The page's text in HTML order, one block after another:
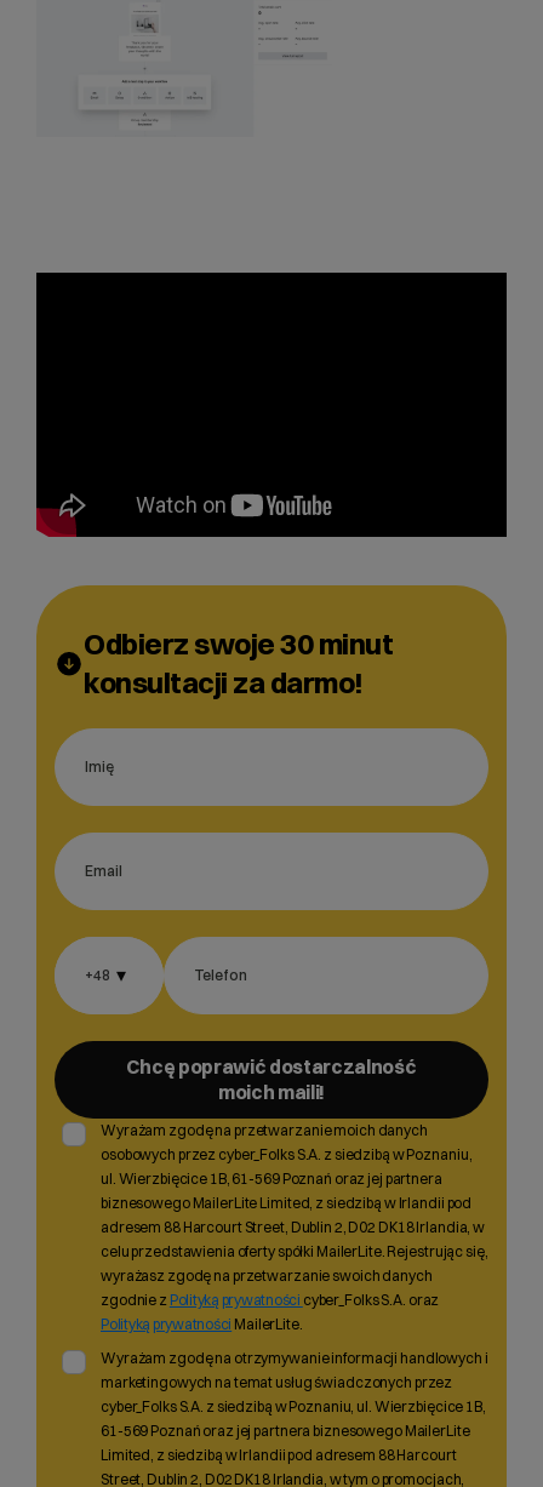
Odbierz swoje 30 minut
konsultacji za darmo!
+48 ▾
Wybierz gotową listę. Użyj spacji, aby otworzyć.
Naciśnij spację, aby otworzyć listę, klawisze strzałek, aby nawigować,
Wyrażam zgodę na przetwarzanie moich danych
osobowych przez cyber_Folks S.A. z siedzibą w Poznaniu,
ul. Wierzbięcice 1B, 61-569 Poznań oraz jej partnera
biznesowego MailerLite Limited, z siedzibą w Irlandii pod
adresem 88 Harcourt Street, Dublin 2, D02 DK18 Irlandia, w
celu przedstawienia oferty spółki MailerLite. Rejestrując się,
wyrażasz zgodę na przetwarzanie swoich danych
zgodnie z Polityką prywatności cyber_Folks S.A. oraz
Polityką prywatności MailerLite.
Wyrażam zgodę na otrzymywanie informacji handlowych i
marketingowych na temat usług świadczonych przez
cyber_Folks S.A. z siedzibą w Poznaniu, ul. Wierzbięcice 1B,
61-569 Poznań oraz jej partnera biznesowego MailerLite
Limited, z siedzibą w Irlandii pod adresem 88 Harcourt
Street, Dublin 2, D02 DK18 Irlandia, w tym o promocjach,
Chcę poprawić dostarczalność
moich maili!